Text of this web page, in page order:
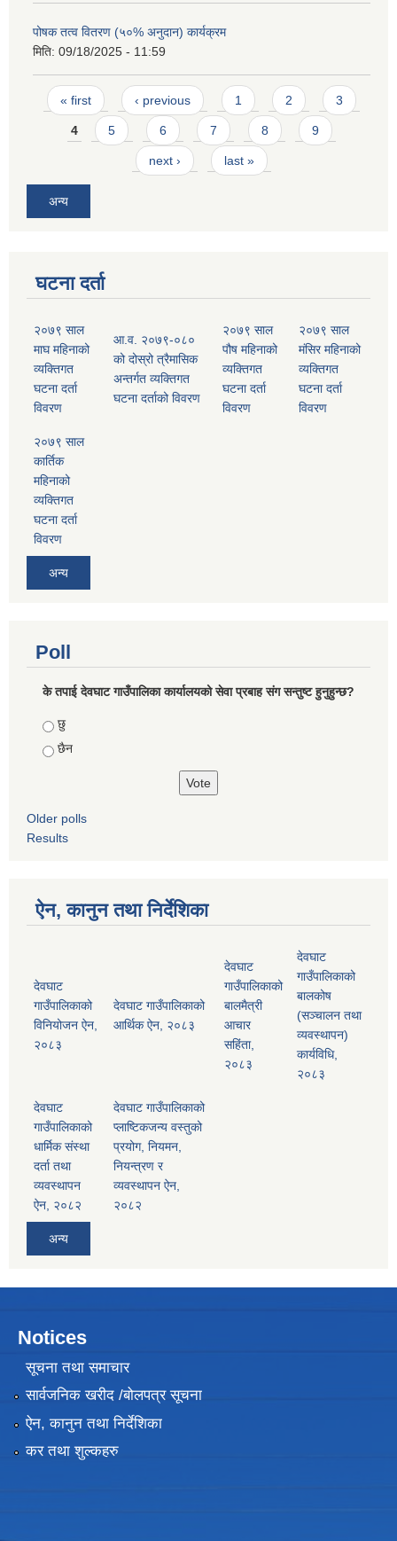
पोषक तत्व वितरण (५०% अनुदान) कार्यक्रम
मिति: 09/18/2025 - 11:59
Pages
« first ‹ previous 1 2 3
4 5 6 7 8 9
next › last »
अन्य
घटना दर्ता
२०७९ साल
माघ महिनाको
व्यक्तिगत
घटना दर्ता
विवरण
आ.व. २०७९-०८०
को दोस्रो त्रैमासिक
अन्तर्गत व्यक्तिगत
घटना दर्ताको विवरण
२०७९ साल
पौष महिनाको
व्यक्तिगत
घटना दर्ता
विवरण
२०७९ साल
मंसिर महिनाको
व्यक्तिगत
घटना दर्ता
विवरण
२०७९ साल
कार्तिक
महिनाको
व्यक्तिगत
घटना दर्ता
विवरण
अन्य
Poll
के तपाई देवघाट गाउँपालिका कार्यालयको सेवा प्रबाह संग सन्तुष्ट हुनुहुन्छ?
Choices
छु
छैन
Older polls
Results
ऐन, कानुन तथा निर्देशिका
देवघाट
गाउँपालिकाको
विनियोजन ऐन,
२०८३
देवघाट गाउँपालिकाको
आर्थिक ऐन, २०८३
देवघाट
गाउँपालिकाको
बालमैत्री
आचार
सहिंता,
२०८३
देवघाट
गाउँपालिकाको
बालकोष
(सञ्चालन तथा
व्यवस्थापन)
कार्यविधि,
२०८३
देवघाट
गाउँपालिकाको
धार्मिक संस्था
दर्ता तथा
व्यवस्थापन
ऐन, २०८२
देवघाट गाउँपालिकाको
प्लाष्टिकजन्य वस्तुको
प्रयोग, नियमन,
नियन्त्रण र
व्यवस्थापन ऐन,
२०८२
अन्य
Notices
सूचना तथा समाचार
सार्वजनिक खरीद /बोलपत्र सूचना
ऐन, कानुन तथा निर्देशिका
कर तथा शुल्कहरु